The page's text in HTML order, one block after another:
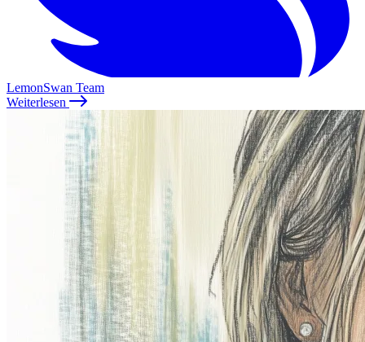
LemonSwan Team
Weiterlesen